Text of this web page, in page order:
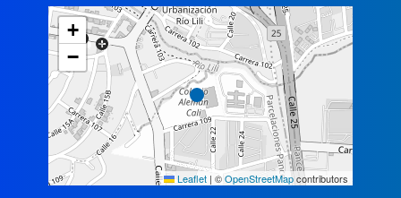
+
−
Leaflet | ©OpenStreetMapcontributors